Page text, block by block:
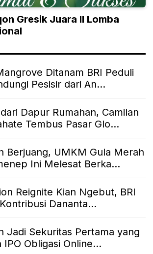
Gresik Juara II Lomba
Ditanam BRI Peduli
Pesisir dari An...
Dapur Rumahan, Camilan
Tembus Pasar Glo...
Berjuang, UMKM Gula Merah
Ini Melesat Berka...
Reignite Kian Ngebut, BRI
Dananta...
Jadi Sekuritas Pertama yang
IPO Obligasi Online...